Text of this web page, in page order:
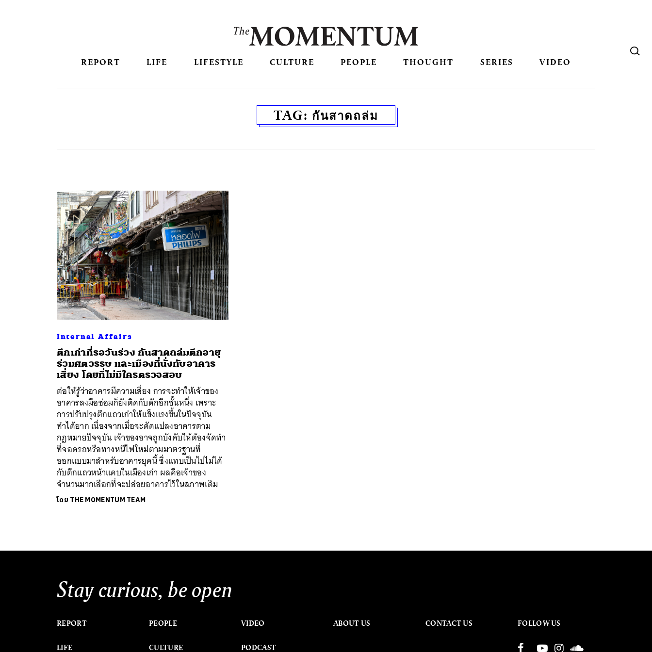
REPORT LIFE LIFESTYLE CULTURE PEOPLE THOUGHT SERIES VIDEO
TAG: กันสาดถล่ม
Internal Affairs
ตึกเก่าที่รอวันร่วง กันสาดถล่มตึกอายุ
ร่วมศตวรรษ และเมืองที่นั่งทับอาคาร
เสี่ยง โดยที่ไม่มีใครตรวจสอบ
ต่อให้รู้ว่าอาคารมีความเสี่ยง การจะทำให้เจ้าของ
อาคารลงมือซ่อมก็ยังติดกับดักอีกชั้นหนึ่ง เพราะ
การปรับปรุงตึกแถวเก่าให้แข็งแรงขึ้นในปัจจุบัน
ทำได้ยาก เนื่องจากเมื่อจะดัดแปลงอาคารตาม
กฎหมายปัจจุบัน เจ้าของอาจถูกบังคับให้ต้องจัดทำ
ที่จอดรถหรือทางหนีไฟใหม่ตามมาตรฐานที่
ออกแบบมาสำหรับอาคารยุคนี้ ซึ่งแทบเป็นไปไม่ได้
กับตึกแถวหน้าแคบในเมืองเก่า ผลคือเจ้าของ
จำนวนมากเลือกที่จะปล่อยอาคารไว้ในสภาพเดิม
โดย THE MOMENTUM TEAM
Stay curious, be open
REPORT
LIFE
PEOPLE
CULTURE
VIDEO
PODCAST
ABOUT US CONTACT US FOLLOW US
ค้นหา